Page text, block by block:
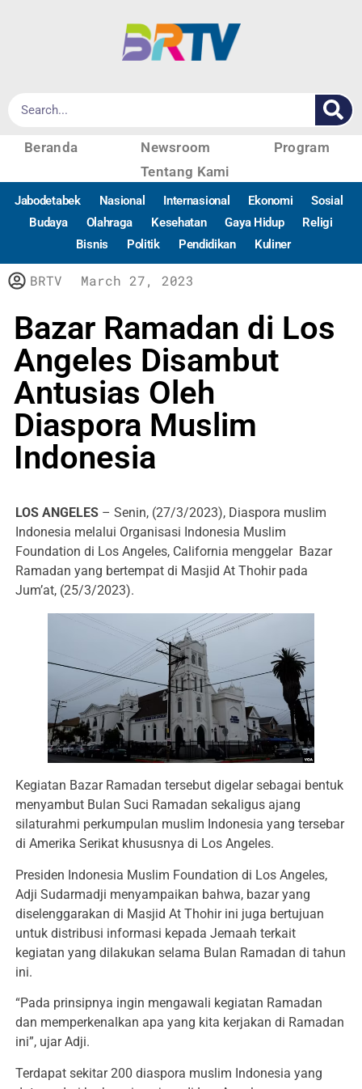
Beranda Newsroom
Program
Tentang Kami
Jabodetabek Nasional Internasional Ekonomi
Sosial
Budaya
Olahraga Kesehatan Gaya Hidup
Religi
Bisnis
Politik Pendidikan Kuliner
BRTV March 27, 2023
Bazar Ramadan di Los
Angeles Disambut
Antusias Oleh
Diaspora Muslim
Indonesia
LOS ANGELES – Senin, (27/3/2023), Diaspora muslim
Indonesia melalui Organisasi Indonesia Muslim
Foundation di Los Angeles, California menggelar Bazar
Ramadan yang bertempat di Masjid At Thohir pada
Jum’at, (25/3/2023).
Kegiatan Bazar Ramadan tersebut digelar sebagai bentuk
menyambut Bulan Suci Ramadan sekaligus ajang
silaturahmi perkumpulan muslim Indonesia yang tersebar
di Amerika Serikat khususnya di Los Angeles.
Presiden Indonesia Muslim Foundation di Los Angeles,
Adji Sudarmadji menyampaikan bahwa, bazar yang
diselenggarakan di Masjid At Thohir ini juga bertujuan
untuk distribusi informasi kepada Jemaah terkait
kegiatan yang dilakukan selama Bulan Ramadan di tahun
ini.
“Pada prinsipnya ingin mengawali kegiatan Ramadan
dan memperkenalkan apa yang kita kerjakan di Ramadan
ini”, ujar Adji.
Terdapat sekitar 200 diaspora muslim Indonesia yang